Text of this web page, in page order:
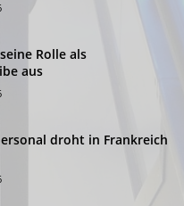
Rolle als
aus
droht in Frankreich